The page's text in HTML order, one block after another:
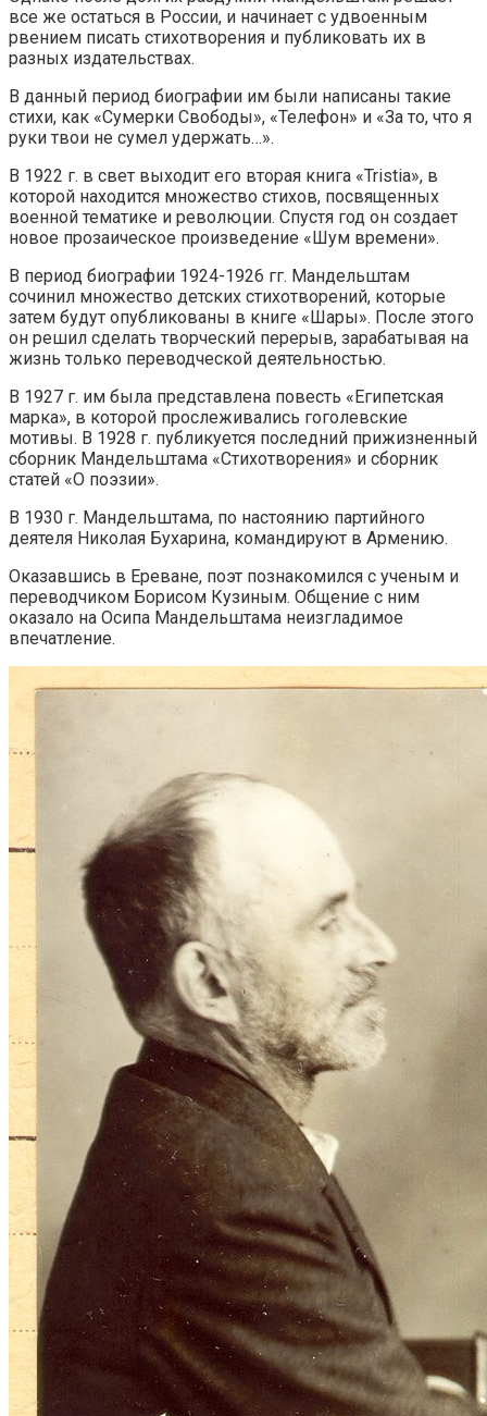
все же остаться в России, и начинает с удвоенным
рвением писать стихотворения и публиковать их в
разных издательствах.
В данный период биографии им были написаны такие
стихи, как «Сумерки Свободы», «Телефон» и «За то, что я
руки твои не сумел удержать…».
В 1922 г. в свет выходит его вторая книга «Tristia», в
которой находится множество стихов, посвященных
военной тематике и революции. Спустя год он создает
новое прозаическое произведение «Шум времени».
В период биографии 1924-1926 гг. Мандельштам
сочинил множество детских стихотворений, которые
затем будут опубликованы в книге «Шары». После этого
он решил сделать творческий перерыв, зарабатывая на
жизнь только переводческой деятельностью.
В 1927 г. им была представлена повесть «Египетская
марка», в которой прослеживались гоголевские
мотивы. В 1928 г. публикуется последний прижизненный
сборник Мандельштама «Стихотворения» и сборник
статей «О поэзии».
В 1930 г. Мандельштама, по настоянию партийного
деятеля Николая Бухарина, командируют в Армению.
Оказавшись в Ереване, поэт познакомился с ученым и
переводчиком Борисом Кузиным. Общение с ним
оказало на Осипа Мандельштама неизгладимое
впечатление.